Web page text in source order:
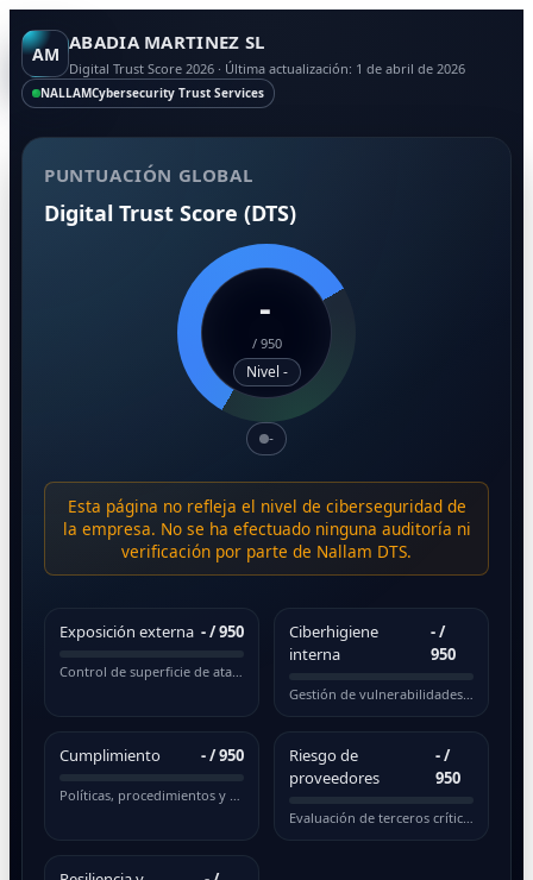
AM ABADIA MARTINEZ SL
Digital Trust Score 2026 · Última actualización: 1 de abril de 2026
NALLAMCybersecurity Trust Services
PUNTUACIÓN GLOBAL
Digital Trust Score (DTS)
-
/ 950
Nivel -
-
Esta página no refleja el nivel de ciberseguridad de
la empresa. No se ha efectuado ninguna auditoría ni
verificación por parte de Nallam DTS.
Exposición externa -/ 950
Control de superficie de ataque pública
Ciberhigiene
interna
-/
950
Gestión de vulnerabilidades y actualizaciones
Cumplimiento -/ 950
Políticas, procedimientos y normativas
Riesgo de
proveedores
-/
950
Evaluación de terceros críticos